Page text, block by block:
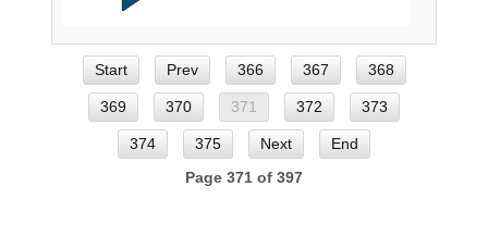
Start Prev 366 367 368
369 370 371 372 373
374 375 Next
End
Page 371 of 397